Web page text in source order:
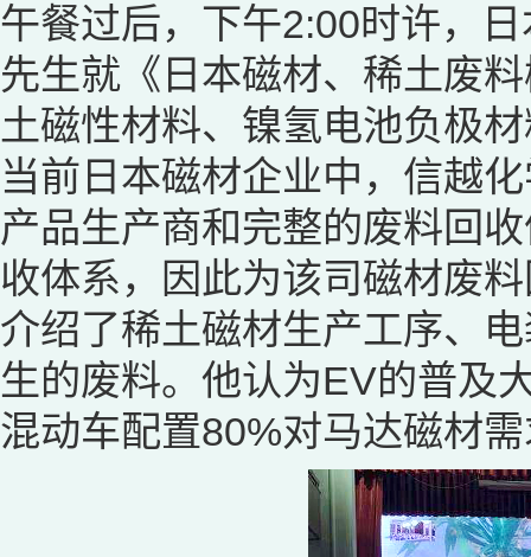
午餐过后，下午2:00时许，
先生就《日本磁材、稀土废
土磁性材料、镍氢电池负极
当前日本磁材企业中，信越
产品生产商和完整的废料回
收体系，因此为该司磁材废
介绍了稀土磁材生产工序、
生的废料。他认为EV的普及
混动车配置80%对马达磁材